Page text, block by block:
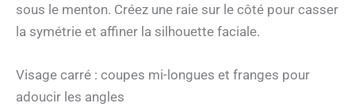
sous le menton. Créez une raie sur le côté pour casser
la symétrie et affiner la silhouette faciale.
Visage carré : coupes mi-longues et franges pour
adoucir les angles